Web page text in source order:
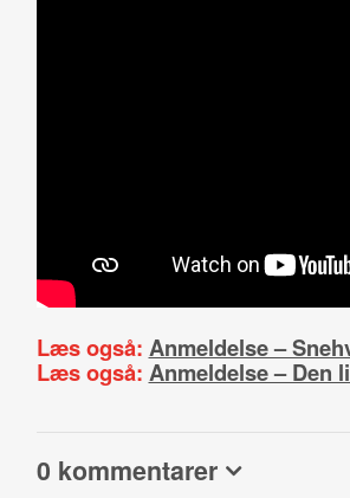
Læs også: Anmeldelse –
Læs også: Anmeldelse – Den
0 kommentarer